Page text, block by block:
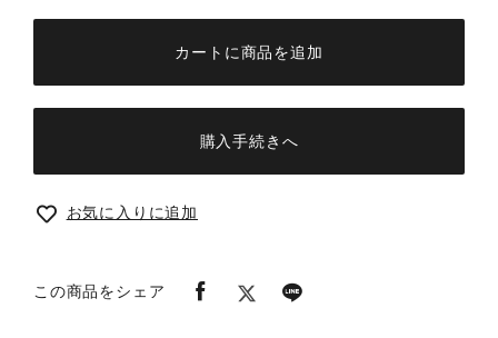
カートに商品を追加
購入手続きへ
お気に入りに追加
この商品をシェア